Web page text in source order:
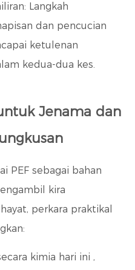
Langkah
dan pencucian
ketulenan
kedua-dua kes.
Jenama dan
PEF sebagai bahan
kira
perkara praktikal
kimia hari ini ,